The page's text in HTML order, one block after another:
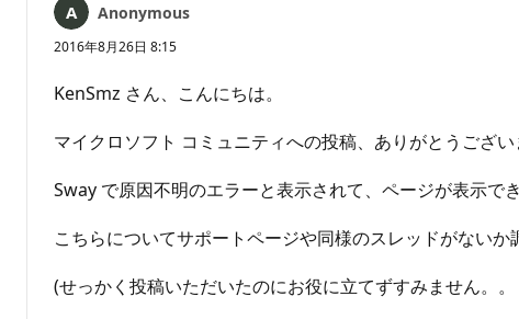
あ
り
せ
Anonymous
2016年8月26日 8:15
​KenSmz さん、こんにちは。
マイクロソフト コミュニティへの投稿、ありがとうござい
Sway で原因不明のエラーと表示されて、ページが表示で
こちらについてサポートページや同様のスレッドがない
(せっかく投稿いただいたのにお役に立てずすみません。。